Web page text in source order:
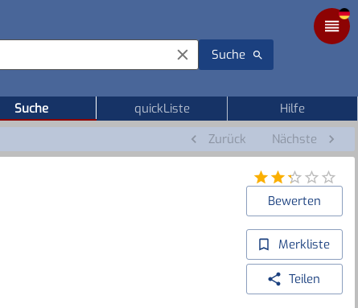
Suche
Suche quickListe
Hilfe
Zurück Nächste
Bewerten
Merkliste
Teilen